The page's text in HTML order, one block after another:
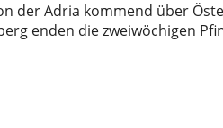
der Adria kommend über
enden die zweiwöchigen